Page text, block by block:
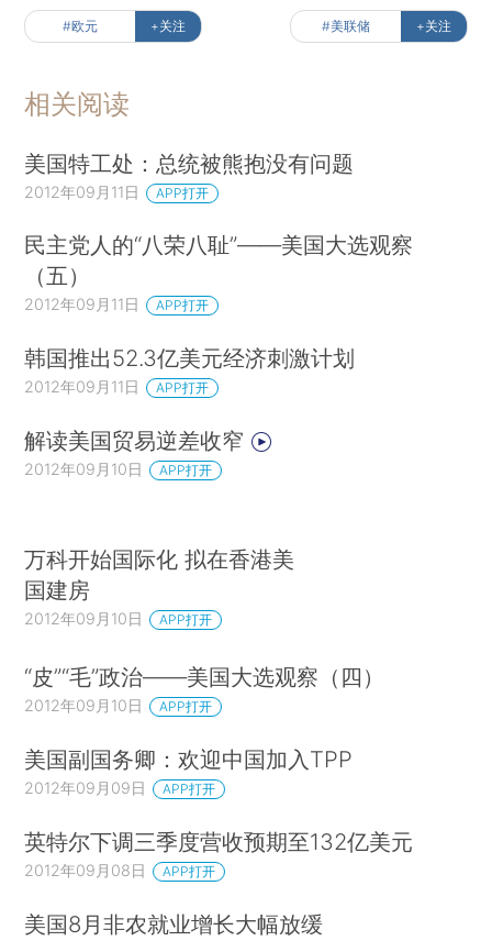
#欧元 +关注 #美联储 +关注
相关阅读
美国特工处：总统被熊抱没有问题
2012年09月11日 APP打开
民主党人的“八荣八耻”——美国大选观察
（五）
2012年09月11日 APP打开
韩国推出52.3亿美元经济刺激计划
2012年09月11日 APP打开
解读美国贸易逆差收窄
2012年09月10日 APP打开
万科开始国际化 拟在香港美
国建房
2012年09月10日 APP打开
“皮”“毛”政治——美国大选观察（四）
2012年09月10日 APP打开
美国副国务卿：欢迎中国加入TPP
2012年09月09日 APP打开
英特尔下调三季度营收预期至132亿美元
2012年09月08日 APP打开
美国8月非农就业增长大幅放缓